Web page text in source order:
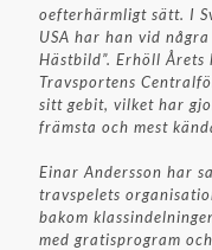
oefterhärmligt sätt. I
USA har han vid
Hästbild”. Erhöll
Travsportens
sitt gebit, vilket har
främsta och mest
Einar Andersson har
travspelets
bakom
med gratisprogram